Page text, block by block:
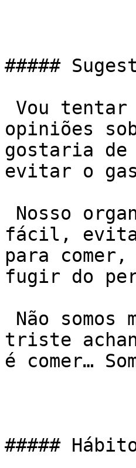
#####
opiniões
gostaria de
evitar o
fácil, evitar
para
fugir do
triste
é comer…
#####